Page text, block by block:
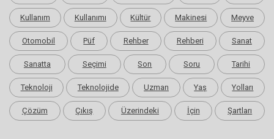
Kullanım Kullanımı Kültür Makinesi Meyve
Otomobil Püf Rehber Rehberi Sanat
Sanatta Seçimi Son Soru Tarihi
Teknoloji Teknolojide Uzman Yaş Yolları
Çözüm Çıkış Üzerindeki İçin Şartları